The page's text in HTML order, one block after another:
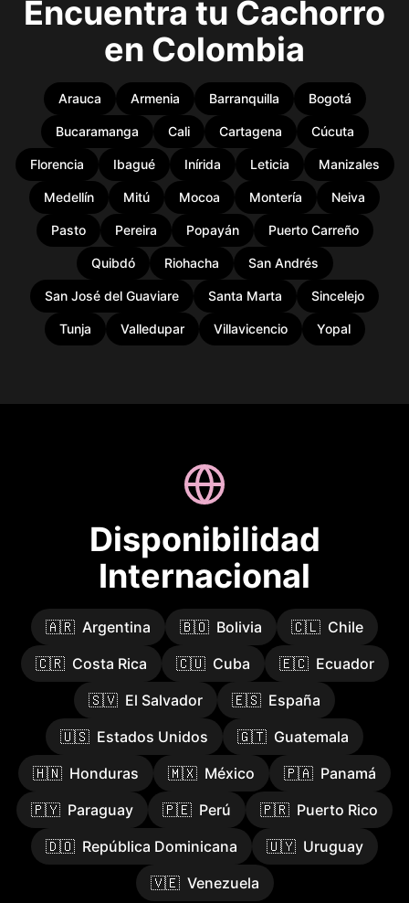
Encuentra tu Cachorro
en Colombia
Arauca Armenia Barranquilla Bogotá
Bucaramanga Cali Cartagena Cúcuta
Florencia Ibagué Inírida Leticia Manizales
Medellín Mitú Mocoa Montería Neiva
Pasto Pereira Popayán Puerto Carreño
Quibdó Riohacha San Andrés
San José del Guaviare Santa Marta Sincelejo
Tunja Valledupar Villavicencio Yopal
Disponibilidad
Internacional
🇦🇷 Argentina 🇧🇴 Bolivia 🇨🇱 Chile
🇨🇷 Costa Rica 🇨🇺 Cuba 🇪🇨 Ecuador
🇸🇻 El Salvador 🇪🇸 España
🇺🇸 Estados Unidos 🇬🇹 Guatemala
🇭🇳 Honduras 🇲🇽 México 🇵🇦 Panamá
🇵🇾 Paraguay 🇵🇪 Perú 🇵🇷 Puerto Rico
🇩🇴 República Dominicana 🇺🇾 Uruguay
🇻🇪 Venezuela